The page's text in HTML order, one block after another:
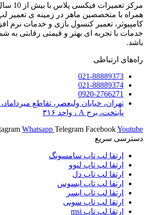
مرکز
همراه با متخصصین ماهر در زمینه ی تعمیر لپ
کامپیوتر، تعمیر کنسول بازی و خدمات نرم
خدمات با تجربه ای بهتر و قیمتی رقابتی به
باشد.
راه‌های ارتباطی
021-88889373
021-88889374
0920-2766271
تهران، خیابان ولیعصر، تقاطع
پایتخت، برج A ، واحد ۳۱۶
Whatsapp Telegram FacebookYoutube
دسترسی سریع
ارتقا لپ تاپ سامسونگ
ارتقا لپ تاپ لنوو
ارتقا لپ تاپ دل
ارتقا لپ تاپ ایسوس
ارتقا لپ تاپ ایسر
ارتقا لپ تاپ سونی
ارتقا لپ تاپ msi